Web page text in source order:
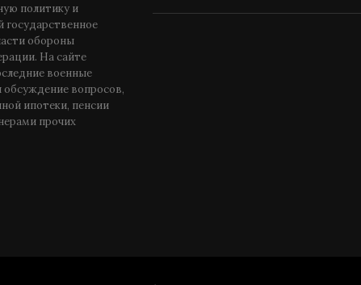
политику и
обороны
На сайте
военные
обсуждение вопросов,
ипотеки, пенсии
прочих